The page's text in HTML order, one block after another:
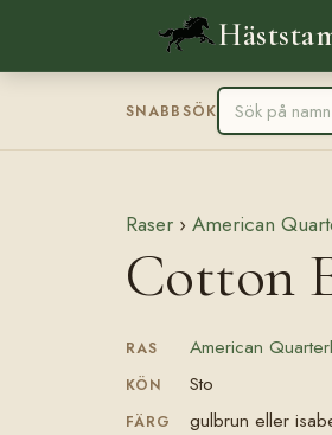
SNABBSÖK
Raser › American
Cotton
RAS American
KÖN Sto
FÄRG gulbrun eller